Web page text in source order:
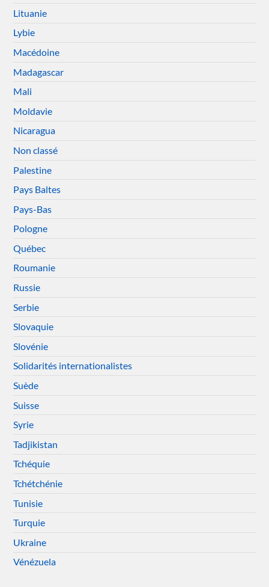
Lituanie
Lybie
Macédoine
Madagascar
Mali
Moldavie
Nicaragua
Non classé
Palestine
Pays Baltes
Pays-Bas
Pologne
Québec
Roumanie
Russie
Serbie
Slovaquie
Slovénie
Solidarités internationalistes
Suède
Suisse
Syrie
Tadjikistan
Tchéquie
Tchétchénie
Tunisie
Turquie
Ukraine
Vénézuela